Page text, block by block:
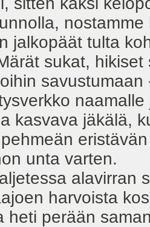
jalkopäät tulta
sukat,
kasvava jäkälä,
unta varten.
alavirran
harvoista
heti perään